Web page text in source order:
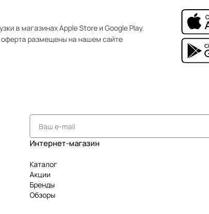
в магазинах Apple Store и Google Play.
размещены на нашем сайте
Интернет-магазин
Каталог
Акции
Бренды
Обзоры